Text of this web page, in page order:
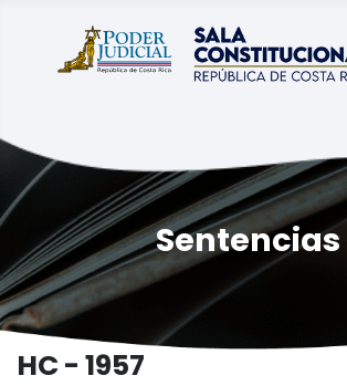
Sentencias
HC - 1957